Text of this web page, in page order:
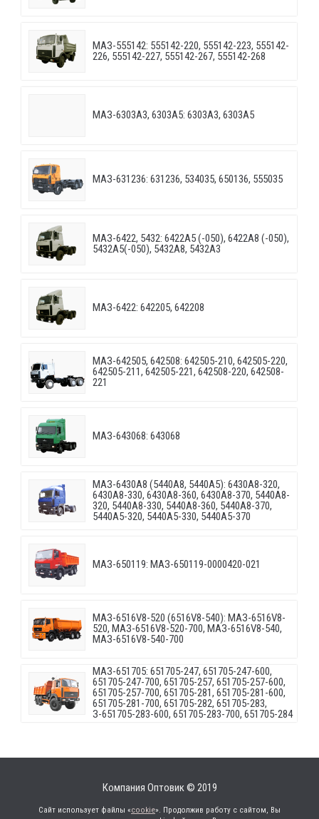
МАЗ-555142: 555142-220, 555142-223, 555142-
226, 555142-227, 555142-267, 555142-268
МАЗ-6303A3, 6303A5: 6303A3, 6303A5
МАЗ-631236: 631236, 534035, 650136, 555035
МАЗ-6422, 5432: 6422A5 (-050), 6422A8 (-050),
5432A5(-050), 5432A8, 5432A3
МАЗ-6422: 642205, 642208
МАЗ-642505, 642508: 642505-210, 642505-220,
642505-211, 642505-221, 642508-220, 642508-
221
МАЗ-643068: 643068
МАЗ-6430A8 (5440A8, 5440A5): 6430A8-320,
6430A8-330, 6430A8-360, 6430A8-370, 5440A8-
320, 5440A8-330, 5440A8-360, 5440A8-370,
5440A5-320, 5440A5-330, 5440A5-370
МАЗ-650119: МАЗ-650119-0000420-021
МАЗ-6516V8-520 (6516V8-540): МАЗ-6516V8-
520, МАЗ-6516V8-520-700, МАЗ-6516V8-540,
МАЗ-6516V8-540-700
МАЗ-651705: 651705-247, 651705-247-600,
651705-247-700, 651705-257, 651705-257-600,
651705-257-700, 651705-281, 651705-281-600,
651705-281-700, 651705-282, 651705-283,
З-651705-283-600, 651705-283-700, 651705-284
Компания Оптовик © 2019
Сайт использует файлы «cookie». Продолжив работу с сайтом, Вы